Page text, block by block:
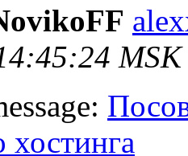
хостинга